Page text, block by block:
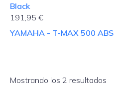
Black
191,95 €
YAMAHA - T-MAX 500 ABS
Mostrando los 2 resultados